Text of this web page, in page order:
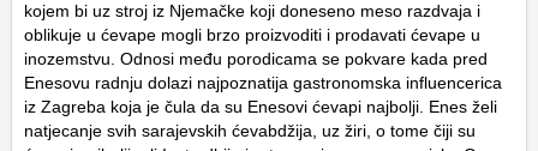
kojem bi uz stroj iz Njemačke koji doneseno meso razdvaja i
oblikuje u ćevape mogli brzo proizvoditi i prodavati ćevape u
inozemstvu. Odnosi među porodicama se pokvare kada pred
Enesovu radnju dolazi najpoznatija gastronomska influencerica
iz Zagreba koja je čula da su Enesovi ćevapi najbolji. Enes želi
natjecanje svih sarajevskih ćevabdžija, uz žiri, o tome čiji su